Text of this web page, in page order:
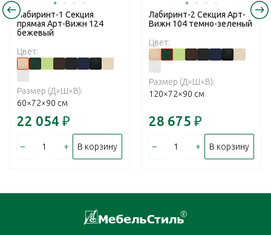
Лабиринт-1 Секция
прямая Арт-Вижн 124
бежевый
Цвет:
Размер (Д×Ш×В):
60×72×90 см
22 054 ₽
– + В корзину
Лабиринт-2 Секция Арт-
Вижн 104 темно-зеленый
Цвет:
Размер (Д×Ш×В):
120×72×90 см
28 675 ₽
– + В корзину